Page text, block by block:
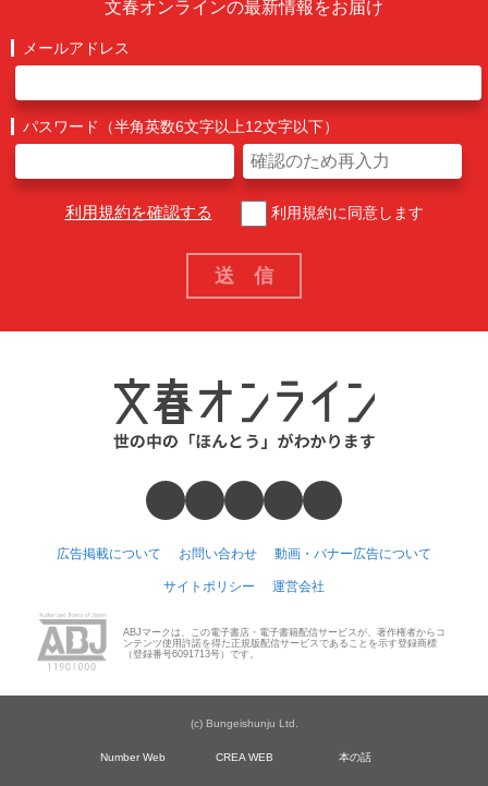
文春オンラインの最新情報をお届け
メールアドレス
パスワード（半角英数6文字以上12文字以下）
利用規約を確認する 利用規約に同意します
広告掲載について お問い合わせ 動画・バナー広告について
サイトポリシー 運営会社
ABJマークは、この電子書店・電子書籍配信サービスが、著作権者からコ
ンテンツ使用許諾を得た正規版配信サービスであることを示す登録商標
（登録番号6091713号）です。
(c) Bungeishunju Ltd.
Number Web CREA WEB 本の話